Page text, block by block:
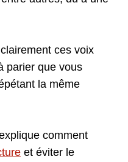
ces voix
parier que vous
la même
comment
et éviter le